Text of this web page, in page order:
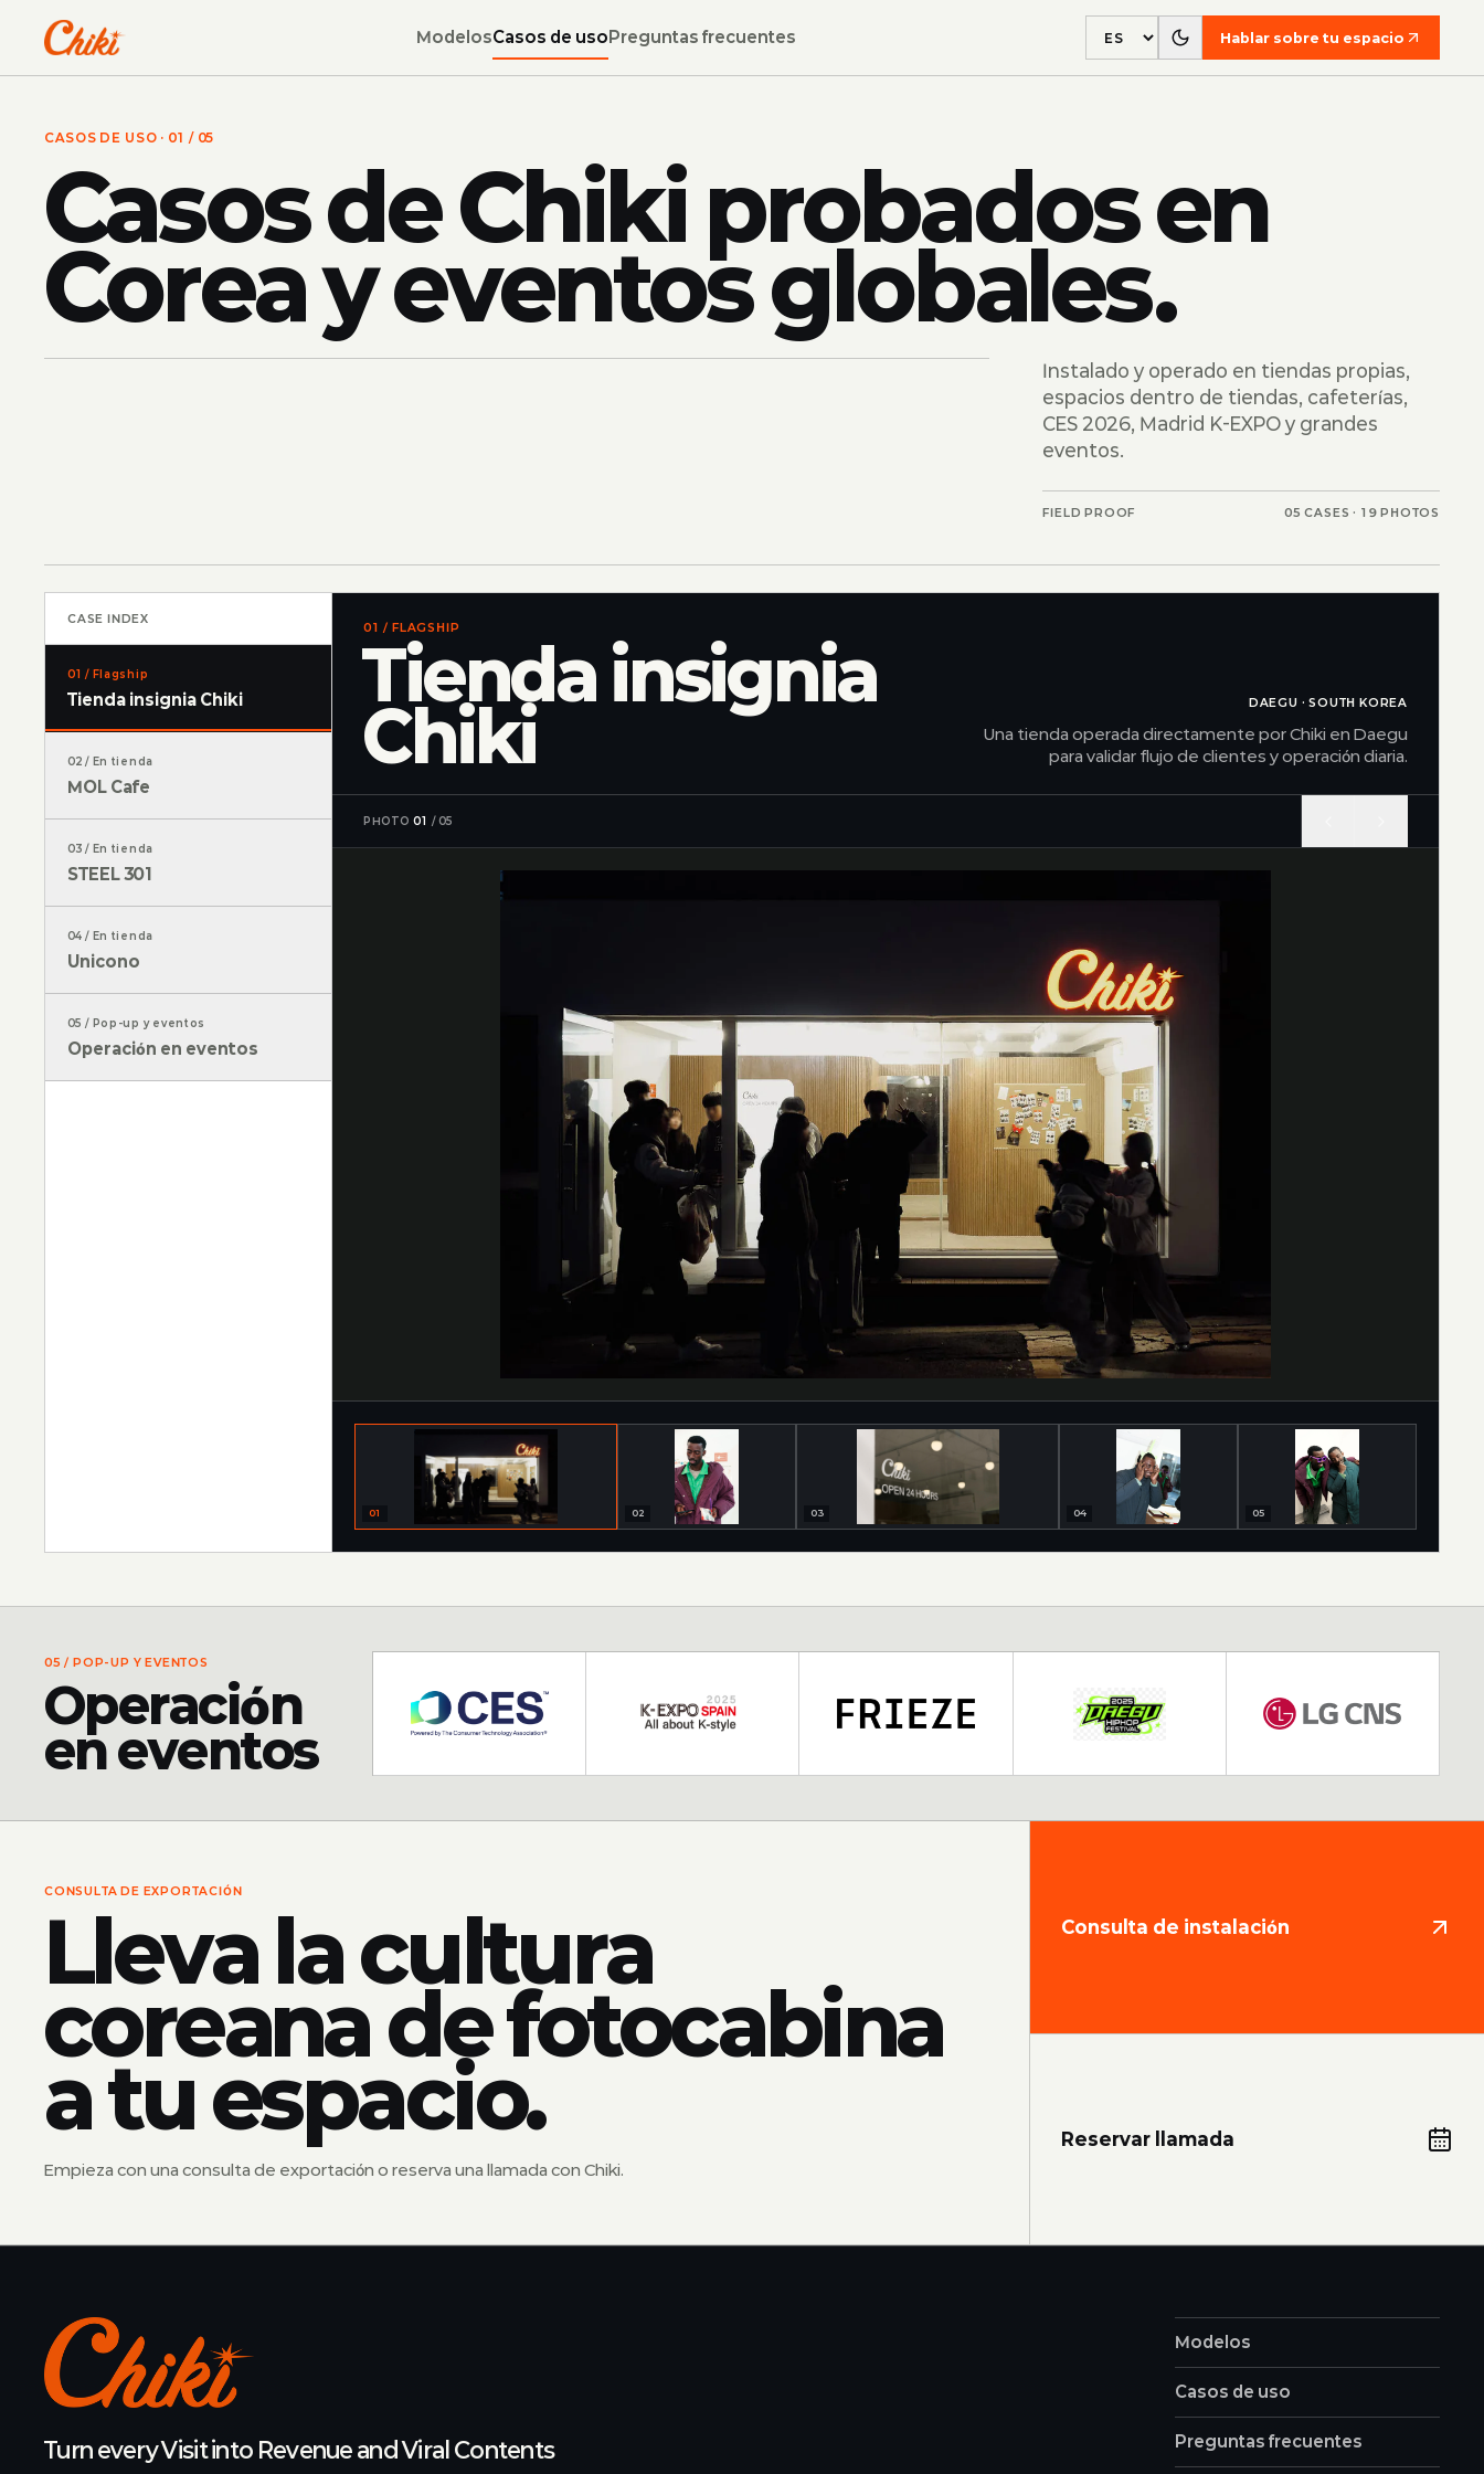
ModelosCasos de uso Preguntas frecuentes
Language
Hablar sobre tu espacio
CASOS DE USO · 01 / 05
Casos de Chiki probados en
Corea y eventos globales.
Instalado y operado en tiendas propias,
espacios dentro de tiendas, cafeterías,
CES 2026, Madrid K-EXPO y grandes
eventos.
FIELD PROOF 05 CASES · 19 PHOTOS
CASE INDEX
01 / Flagship
Tienda insignia Chiki
02 / En tienda
MOL Cafe
03 / En tienda
STEEL 301
04 / En tienda
Unicono
05 / Pop-up y eventos
Operación en eventos
01 /FLAGSHIP
Tienda insignia
Chiki DAEGU · SOUTH KOREA
Una tienda operada directamente por Chiki en Daegu
para validar flujo de clientes y operación diaria.
PHOTO01 /05
01 02 03 04 05
05 / POP-UP Y EVENTOS
Operación
en eventos
CONSULTA DE EXPORTACIÓN
Lleva la cultura
coreana de fotocabina
a tu espacio.
Empieza con una consulta de exportación o reserva una llamada con Chiki.
Consulta de instalación
Reservar llamada
Turn every Visit into Revenue and Viral Contents
Modelos
Casos de uso
Preguntas frecuentes